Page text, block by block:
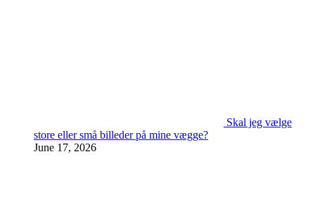
Skal jeg vælge
store eller små billeder på mine vægge?
June 17, 2026